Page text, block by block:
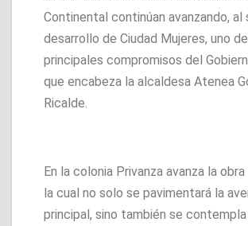
Continental continúan avanzando, al
desarrollo de Ciudad Mujeres, uno
principales compromisos del
que encabeza la alcaldesa Atenea
Ricalde.
En la colonia Privanza avanza la
la cual no solo se pavimentará la
principal, sino también se